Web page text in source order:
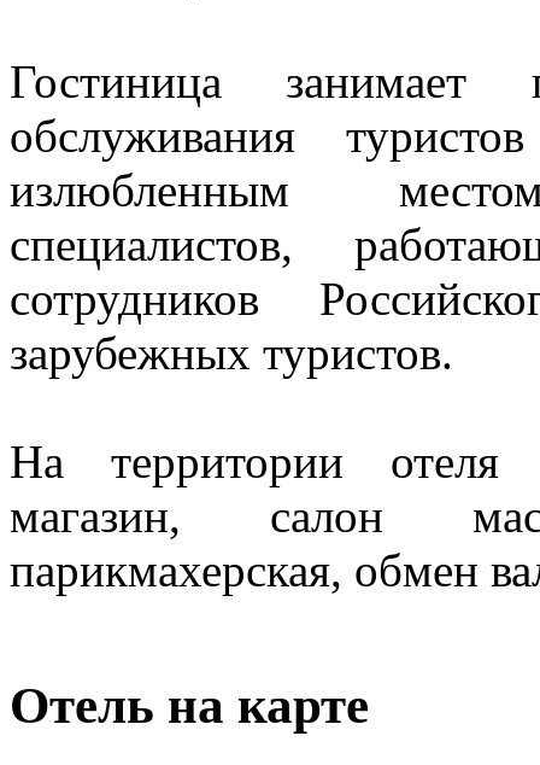
Гостиница
обслуживания
излюбленным
специалистов,
сотрудников
зарубежных туристов.
На территории отеля
магазин, салон
парикмахерская, обмен
Отель на карте